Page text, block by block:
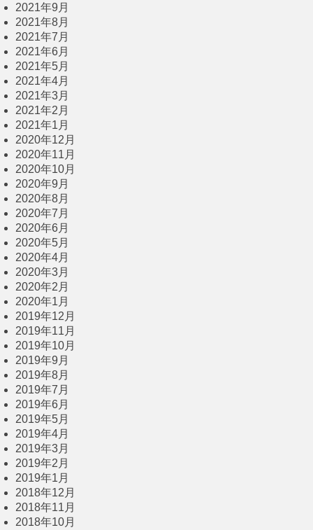
2021年9月
2021年8月
2021年7月
2021年6月
2021年5月
2021年4月
2021年3月
2021年2月
2021年1月
2020年12月
2020年11月
2020年10月
2020年9月
2020年8月
2020年7月
2020年6月
2020年5月
2020年4月
2020年3月
2020年2月
2020年1月
2019年12月
2019年11月
2019年10月
2019年9月
2019年8月
2019年7月
2019年6月
2019年5月
2019年4月
2019年3月
2019年2月
2019年1月
2018年12月
2018年11月
2018年10月